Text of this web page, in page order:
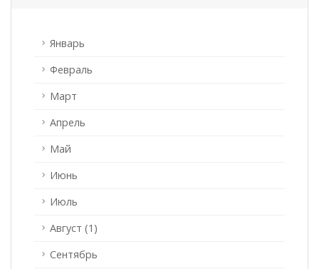
Январь
Февраль
Март
Апрель
Май
Июнь
Июль
Август (1)
Сентябрь